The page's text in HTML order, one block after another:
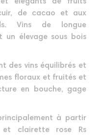
de cacao et aux
Vins de longue
un élevage sous bois
des vins équilibrés et
floraux et fruités et
en bouche, gage
à partir
clairette rose Rs